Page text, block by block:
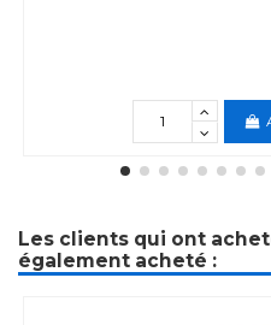
Les clients qui ont
également acheté :